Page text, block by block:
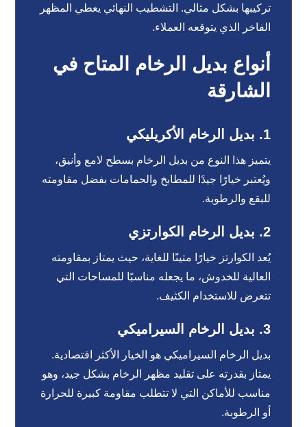
تركيبها بشكل مثالي. التشطيب النهائي يعطي المظهر
الفاخر الذي يتوقعه العملاء.
أنواع بديل الرخام المتاح في
الشارقة
1. بديل الرخام الأكريليكي
يتميز هذا النوع من بديل الرخام بسطح لامع وأنيق،
ويُعتبر خيارًا جيدًا للمطابخ والحمامات بفضل مقاومته
للبقع والرطوبة.
2. بديل الرخام الكوارتزي
يُعد الكوارتز خيارًا متينًا للغاية، حيث يمتاز بمقاومته
العالية للخدوش، ما يجعله مناسبًا للمساحات التي
تتعرض للاستخدام الكثيف.
3. بديل الرخام السيراميكي
بديل الرخام السيراميكي هو الخيار الأكثر اقتصادية.
يمتاز بقدرته على تقليد مظهر الرخام بشكل جيد، وهو
مناسب للأماكن التي لا تتطلب مقاومة كبيرة للحرارة
أو الرطوبة.